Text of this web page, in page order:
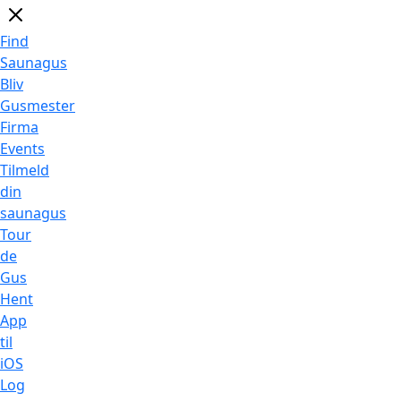
Find
Saunagus
Bliv
Gusmester
Firma
Events
Tilmeld
din
saunagus
Tour
de
Gus
Hent
App
til
iOS
Log